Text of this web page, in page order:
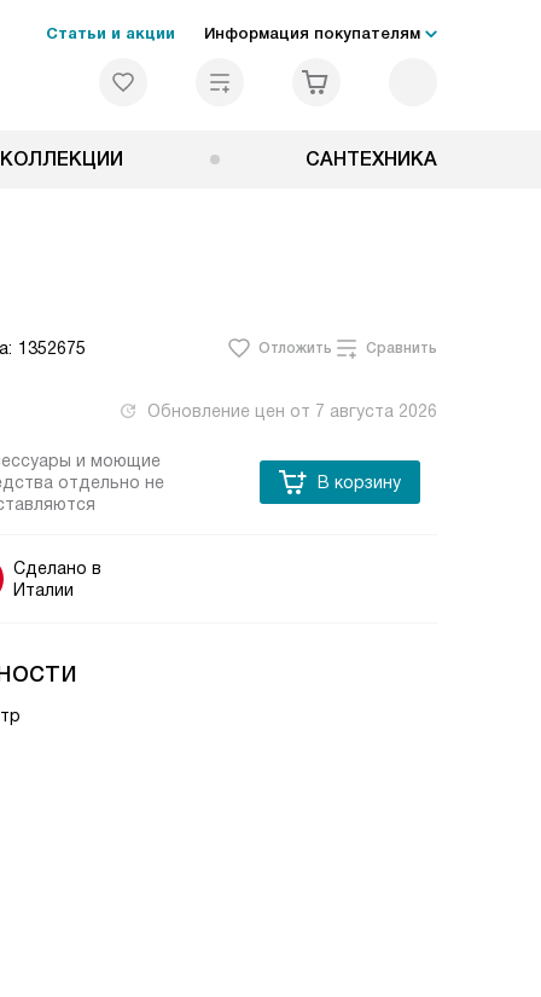
Статьи и акции Информация покупателям
КОЛЛЕКЦИИ САНТЕХНИКА
1352675 Отложить Сравнить
Обновление цен от 7 августа 2026
и моющие
отдельно не
В корзину
Сделано в
Италии